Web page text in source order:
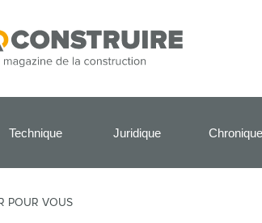
Technique Juridique
POUR VOUS